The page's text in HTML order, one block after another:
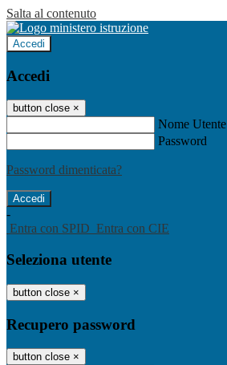
Salta al contenuto
Accedi
Accedi
button close ×
Nome Utente
Password
Password dimenticata?
-
Entra con SPID Entra con CIE
Seleziona utente
button close ×
Recupero password
button close ×